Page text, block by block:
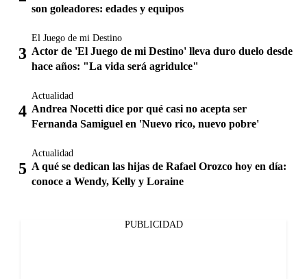
son goleadores: edades y equipos
El Juego de mi Destino
Actor de 'El Juego de mi Destino' lleva duro duelo desde
hace años: "La vida será agridulce"
Actualidad
Andrea Nocetti dice por qué casi no acepta ser
Fernanda Samiguel en 'Nuevo rico, nuevo pobre'
Actualidad
A qué se dedican las hijas de Rafael Orozco hoy en día:
conoce a Wendy, Kelly y Loraine
PUBLICIDAD